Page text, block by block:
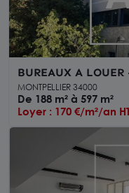
BUREAUX A
ODYSSEUM -
MONTPELLIER 34000
De 188 m² à 597 m²
Loyer : 170 €/m²/an